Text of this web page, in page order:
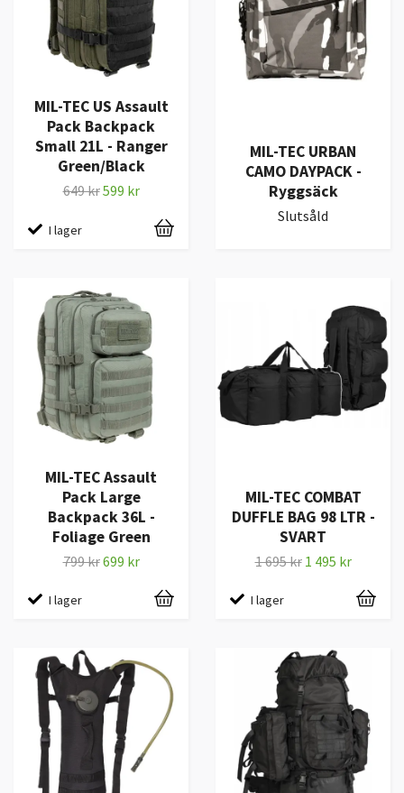
MIL-TEC US Assault
Pack Backpack
Small 21L - Ranger
Green/Black
649 kr599 kr
I lager
MIL-TEC URBAN
CAMO DAYPACK -
Ryggsäck
Slutsåld
MIL-TEC Assault
Pack Large
Backpack 36L -
Foliage Green
799 kr699 kr
I lager
MIL-TEC COMBAT
DUFFLE BAG 98 LTR -
SVART
1 695 kr 1 495 kr
I lager